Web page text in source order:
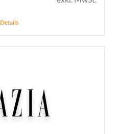
Details